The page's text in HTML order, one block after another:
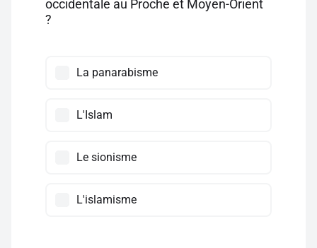
occidentale au Proche et Moyen-Orient
?
La panarabisme
L'Islam
Le sionisme
L'islamisme